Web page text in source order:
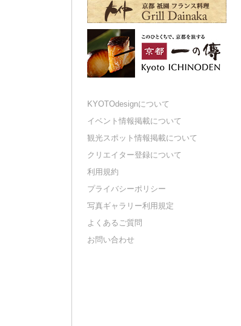
KYOTOdesignについて
イベント情報掲載について
観光スポット情報掲載について
クリエイター登録について
利用規約
プライバシーポリシー
写真ギャラリー利用規定
よくあるご質問
お問い合わせ